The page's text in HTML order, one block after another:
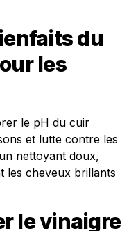
du
les
le pH du cuir
et lutte contre les
nettoyant doux,
les cheveux brillants
le vinaigre